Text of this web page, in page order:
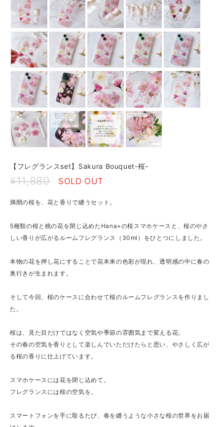
【フレグランスset】Sakura Bouquet-桜-
¥11,880 SOLD OUT
満開の桜を、花と香りで纏うセット。
5種類の桜と桃の花を閉じ込めたHana+の桜スマホケースと、桜のやさ
しい香りが広がるルームフレグランス（30ml）をひとつにしました。
本物の花を押し花にすることで花本来の色彩が現れ、透明感の中に春の
奥行きが生まれます。
そして今回、桜のケースに合わせて桜のルームフレグランスを作りまし
た。
桜は、見た目だけではなく空気や季節の雰囲気まで変える花。
その春の空気を香りとして楽しんでいただけたらと思い、やさしく広が
る桜の香りに仕上げています。
スマホケースには花を閉じ込めて。
フレグランスには桜の空気を。
スマートフォンを手に取るたび、春を纏うような小さな桜の世界をお届